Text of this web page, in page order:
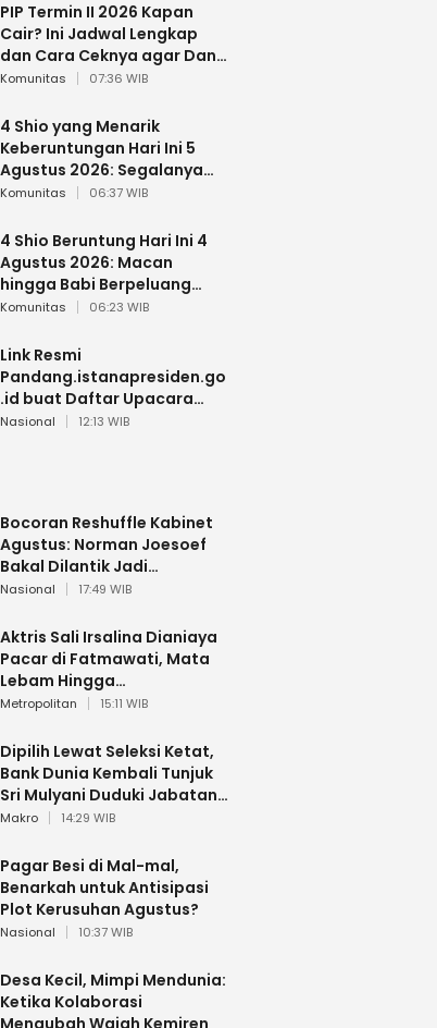
PIP Termin II 2026 Kapan
Cair? Ini Jadwal Lengkap
dan Cara Ceknya agar Dana
Tidak Hangus!
Komunitas 07:36 WIB
4 Shio yang Menarik
Keberuntungan Hari Ini 5
Agustus 2026: Segalanya
Berjalan Lancar
Komunitas 06:37 WIB
4 Shio Beruntung Hari Ini 4
Agustus 2026: Macan
hingga Babi Berpeluang
Dapat Kabar Baik
Komunitas 06:23 WIB
Link Resmi
Pandang.istanapresiden.go
.id buat Daftar Upacara
Bendera HUT RI di Istana
Nasional 12:13 WIB
Bocoran Reshuffle Kabinet
Agustus: Norman Joesoef
Bakal Dilantik Jadi
Wamenhan RI
Nasional 17:49 WIB
Aktris Sali Irsalina Dianiaya
Pacar di Fatmawati, Mata
Lebam Hingga
Diselamatkan Polantas
Metropolitan 15:11 WIB
Dipilih Lewat Seleksi Ketat,
Bank Dunia Kembali Tunjuk
Sri Mulyani Duduki Jabatan
Strategis
Makro 14:29 WIB
Pagar Besi di Mal-mal,
Benarkah untuk Antisipasi
Plot Kerusuhan Agustus?
Nasional 10:37 WIB
Desa Kecil, Mimpi Mendunia:
Ketika Kolaborasi
Mengubah Wajah Kemiren